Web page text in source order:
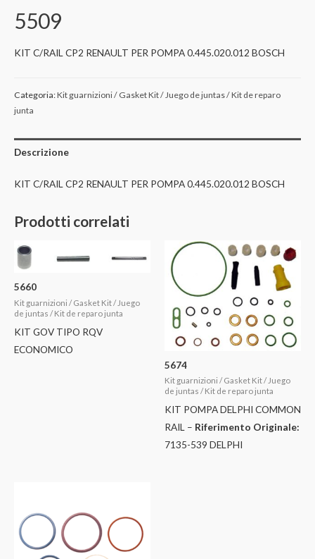
5509
KIT C/RAIL CP2 RENAULT PER POMPA 0.445.020.012 BOSCH
Categoria:Kit guarnizioni / Gasket Kit / Juego de juntas / Kit de reparo
junta
Descrizione
KIT C/RAIL CP2 RENAULT PER POMPA 0.445.020.012 BOSCH
Prodotti correlati
5660
Kit guarnizioni / Gasket Kit / Juego
de juntas / Kit de reparo junta
KIT GOV TIPO RQV
ECONOMICO
5674
Kit guarnizioni / Gasket Kit / Juego
de juntas / Kit de reparo junta
KIT POMPA DELPHI COMMON
RAIL – Riferimento Originale:
7135-539 DELPHI